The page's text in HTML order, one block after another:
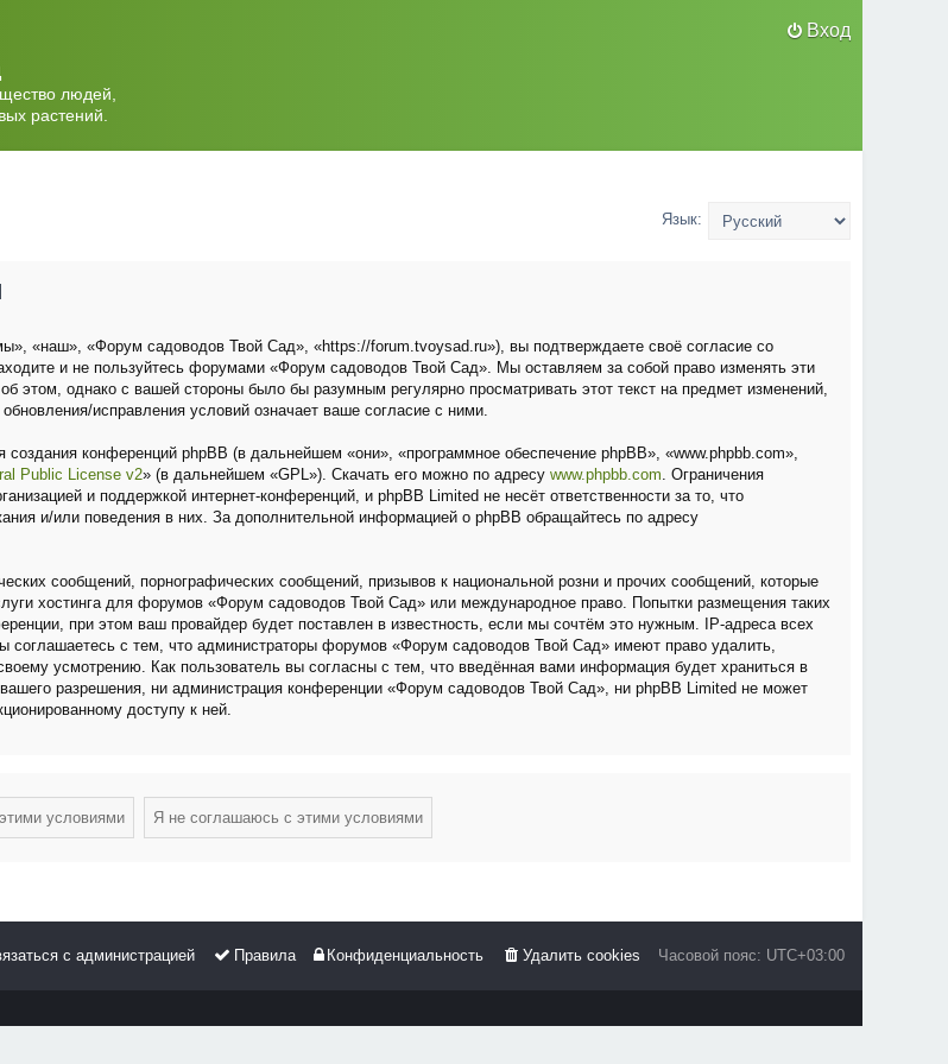
Вход
людей,
растений.
Язык:
«наш», «Форум садоводов Твой Сад», «https://forum.tvoysad.ru»), вы подтверждаете своё согласие со
и не пользуйтесь форумами «Форум садоводов Твой Сад». Мы оставляем за собой право изменять эти
однако с вашей стороны было бы разумным регулярно просматривать этот текст на предмет изменений,
исправления условий означает ваше согласие с ними.
конференций phpBB (в дальнейшем «они», «программное обеспечение phpBB», «www.phpbb.com»,
Public License v2» (в дальнейшем «GPL»). Скачать его можно по адресу www.phpbb.com. Ограничения
и поддержкой интернет-конференций, и phpBB Limited не несёт ответственности за то, что
и/или поведения в них. За дополнительной информацией о phpBB обращайтесь по адресу
сообщений, порнографических сообщений, призывов к национальной розни и прочих сообщений, которые
хостинга для форумов «Форум садоводов Твой Сад» или международное право. Попытки размещения таких
при этом ваш провайдер будет поставлен в известность, если мы сочтём это нужным. IP-адреса всех
соглашаетесь с тем, что администраторы форумов «Форум садоводов Твой Сад» имеют право удалить,
усмотрению. Как пользователь вы согласны с тем, что введённая вами информация будет храниться в
разрешения, ни администрация конференции «Форум садоводов Твой Сад», ни phpBB Limited не может
доступу к ней.
Часовой пояс: UTC+03:00
Удалить cookies
Конфиденциальность
Правила
с администрацией